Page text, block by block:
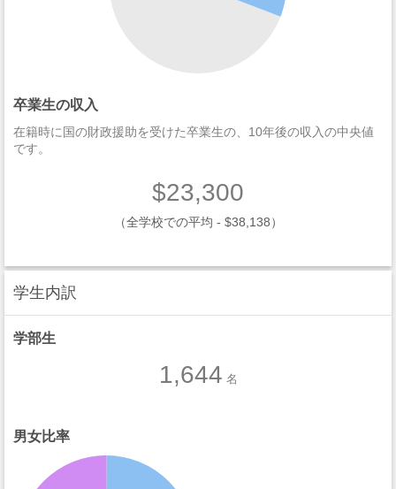
卒業生の収入
在籍時に国の財政援助を受けた卒業生の、10年後の収入の中央値
です。
$23,300
（全学校での平均 - $38,138）
学生内訳
学部生
1,644 名
男女比率